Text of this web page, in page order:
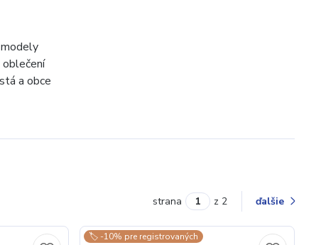
oblečení
a obce
strana z 2 ďalšie
🏷️ -10% pre registrovaných